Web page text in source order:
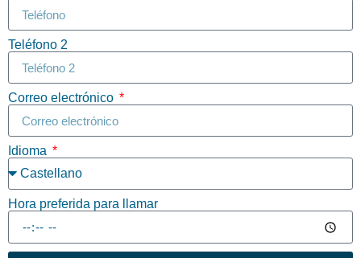
Teléfono 2
Correo electrónico
Idioma
Hora preferida para llamar